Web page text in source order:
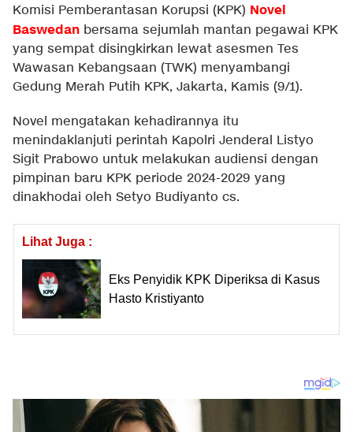
Komisi Pemberantasan Korupsi (KPK) Novel
Baswedan bersama sejumlah mantan pegawai KPK
yang sempat disingkirkan lewat asesmen Tes
Wawasan Kebangsaan (TWK) menyambangi
Gedung Merah Putih KPK, Jakarta, Kamis (9/1).
Novel mengatakan kehadirannya itu
menindaklanjuti perintah Kapolri Jenderal Listyo
Sigit Prabowo untuk melakukan audiensi dengan
pimpinan baru KPK periode 2024-2029 yang
dinakhodai oleh Setyo Budiyanto cs.
Lihat Juga :
Eks Penyidik KPK Diperiksa di Kasus
Hasto Kristiyanto